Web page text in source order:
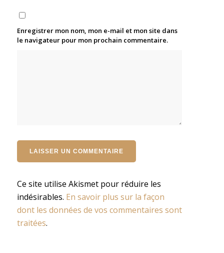
Enregistrer mon nom, mon e-mail et mon site dans
le navigateur pour mon prochain commentaire.
Ce site utilise Akismet pour réduire les
indésirables. En savoir plus sur la façon
dont les données de vos commentaires sont
traitées.